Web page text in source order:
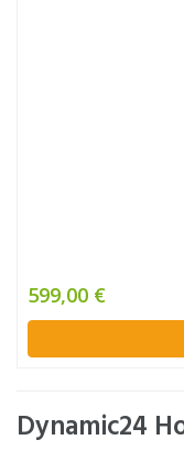
599,00 €
Dynamic24